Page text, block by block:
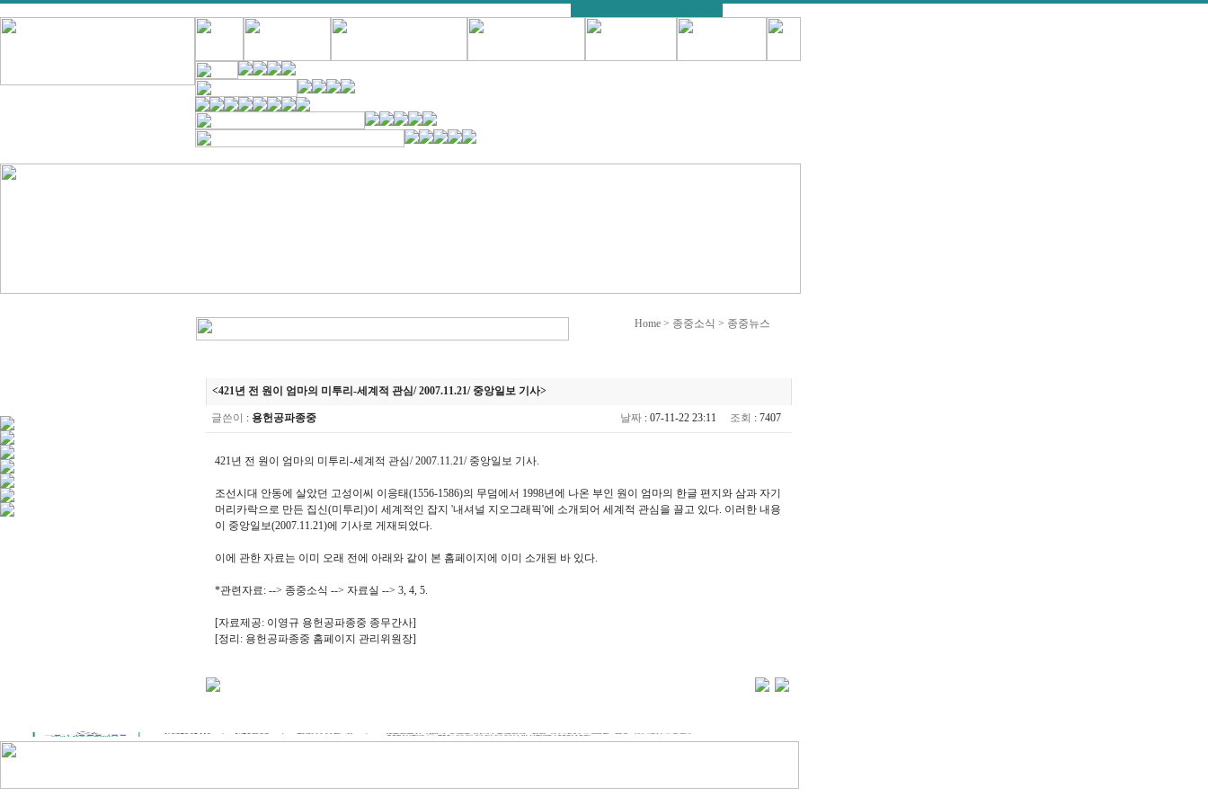
Home > 종중소식 > 종중뉴스
<421년 전 원이 엄마의 미투리-세계적 관심/ 2007.11.21/ 중앙일보 기사>
글쓴이 : 용헌공파종중 날짜: 07-11-22 23:11 조회 : 7407
421년 전 원이 엄마의 미투리-세계적 관심/ 2007.11.21/ 중앙일보 기사.
조선시대 안동에 살았던 고성이씨 이응태(1556-1586)의 무덤에서 1998년에 나온 부인 원이 엄마의 한글 편지와 삼과 자기
머리카락으로 만든 집신(미투리)이 세계적인 잡지 '내셔널 지오그래픽'에 소개되어 세계적 관심을 끌고 있다. 이러한 내용
이 중앙일보(2007.11.21)에 기사로 게재되었다.
이에 관한 자료는 이미 오래 전에 아래와 같이 본 홈페이지에 이미 소개된 바 있다.
*관련자료: --> 종중소식 --> 자료실 --> 3, 4, 5.
[자료제공: 이영규 용헌공파종중 종무간사]
[정리: 용헌공파종중 홈페이지 관리위원장]